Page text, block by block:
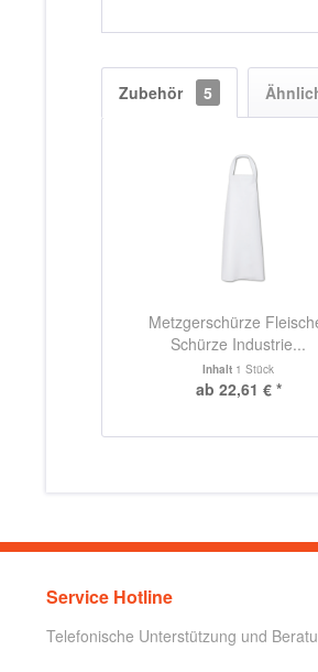
Zubehör 5
Metzgerschürze
Schürze Industrie...
Inhalt 1 Stück
ab 22,61 € *
Service Hotline
Telefonische Unterstützung und